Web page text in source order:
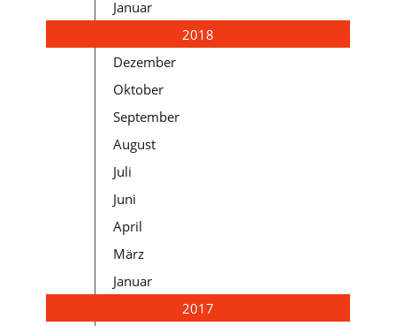
Januar
2018
Dezember
Oktober
September
August
Juli
Juni
April
März
Januar
2017